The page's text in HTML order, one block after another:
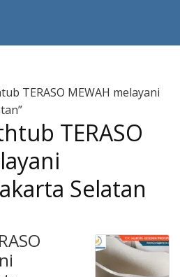
TERASO MEWAH melayani
TERASO
Selatan